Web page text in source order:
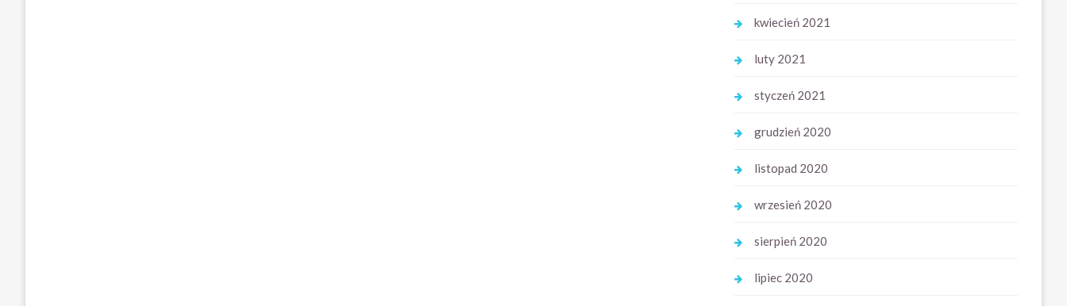
kwiecień 2021
luty 2021
styczeń 2021
grudzień 2020
listopad 2020
wrzesień 2020
sierpień 2020
lipiec 2020